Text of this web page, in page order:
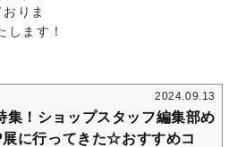
りま
します！
2024.09.13
集！ショップスタッフ編集部め
に行ってきた☆おすすめコ